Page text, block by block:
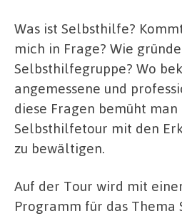
Was ist Selbsthilfe?
mich in Frage? Wie
Selbsthilfegruppe? Wo
angemessene und
diese Fragen bemüht
Selbsthilfetour mit den
zu bewältigen.
Auf der Tour wird mit
Programm für das Thema